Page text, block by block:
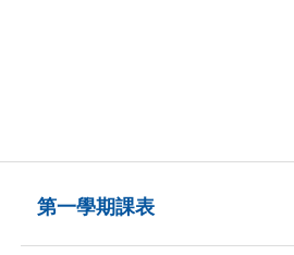
第一學期課表